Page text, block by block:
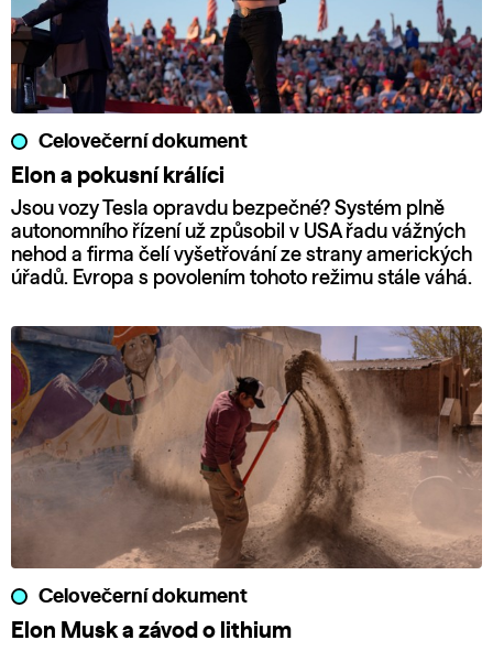
Celovečerní dokument
Elon a pokusní králíci
Jsou vozy Tesla opravdu bezpečné? Systém plně
autonomního řízení už způsobil v USA řadu vážných
nehod a firma čelí vyšetřování ze strany amerických
úřadů. Evropa s povolením tohoto režimu stále váhá.
Celovečerní dokument
Elon Musk a závod o lithium